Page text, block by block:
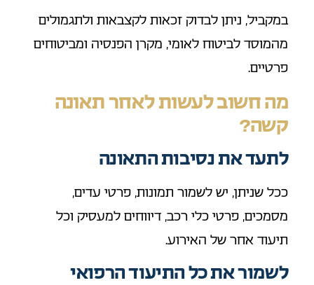
במקביל, ניתן לבדוק זכאות לקצבאות ולתגמולים
מהמוסד לביטוח לאומי, מקרן הפנסיה ומביטוחים
פרטיים.
מה חשוב לעשות לאחר תאונה
קשה?
לתעד את נסיבות התאונה
ככל שניתן, יש לשמור תמונות, פרטי עדים,
מסמכים, פרטי כלי רכב, דיווחים למעסיק וכל
תיעוד אחר של האירוע.
לשמור את כל התיעוד הרפואי